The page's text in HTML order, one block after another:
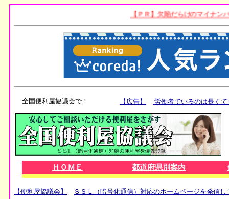
全国便利屋協議会で！